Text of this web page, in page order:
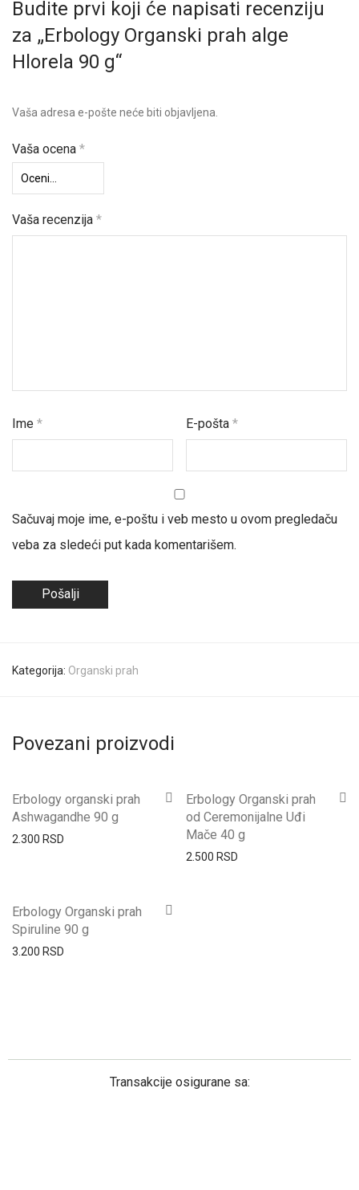
Budite prvi koji će napisati recenziju
za „Erbology Organski prah alge
Hlorela 90 g“
Vaša adresa e-pošte neće biti objavljena.
Vaša ocena *
Vaša recenzija *
Ime * E-pošta*
Sačuvaj moje ime, e-poštu i veb mesto u ovom pregledaču
veba za sledeći put kada komentarišem.
Kategorija: Organski prah
Povezani proizvodi
Erbology organski prah
Ashwagandhe 90 g
2.300 RSD
Erbology Organski prah
od Ceremonijalne Uđi
Mače 40 g
2.500 RSD
Erbology Organski prah
Spiruline 90 g
3.200 RSD
Transakcije osigurane sa: